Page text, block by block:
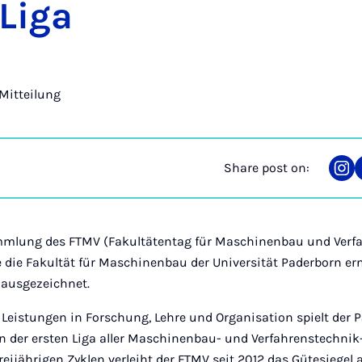
Share post on:
on
des FTMV (Fakultätentag für Maschinenbau und
die Fakultät für Maschinenbau der Universität Paderborn
ausgezeichnet.
in Forschung, Lehre und Organisation spielt der
der ersten Liga aller Maschinenbau- und